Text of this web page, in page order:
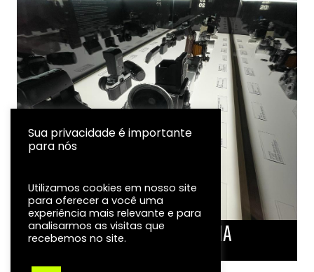
LINHA DO TEMPO DA FOTOGRAFIA
Sua privacidade é importante
para nós
Utilizamos cookies em nosso site
para oferecer a você uma
experiência mais relevante e para
analisarmos as visitas que
recebemos no site.